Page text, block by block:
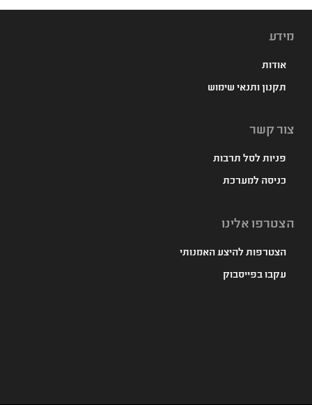
מידע
אודות
תקנון ותנאי שימוש
צור קשר
פניות לסל תרבות
כניסה למערכת
הצטרפו אלינו
הצטרפות להיצע האמנותי
עקבו בפייסבוק